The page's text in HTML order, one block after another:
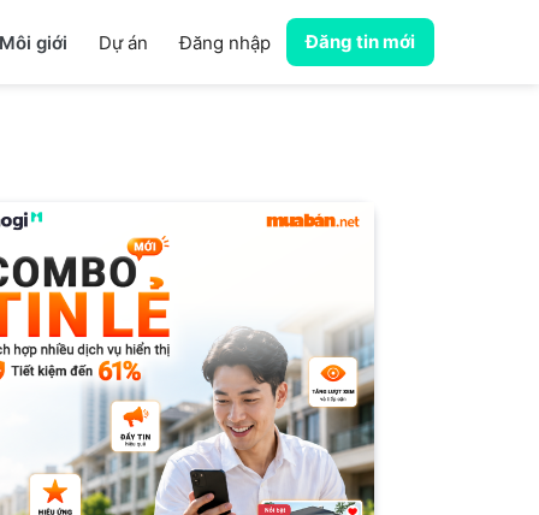
Môi giới Dự án Đăng nhập Đăng tin mới